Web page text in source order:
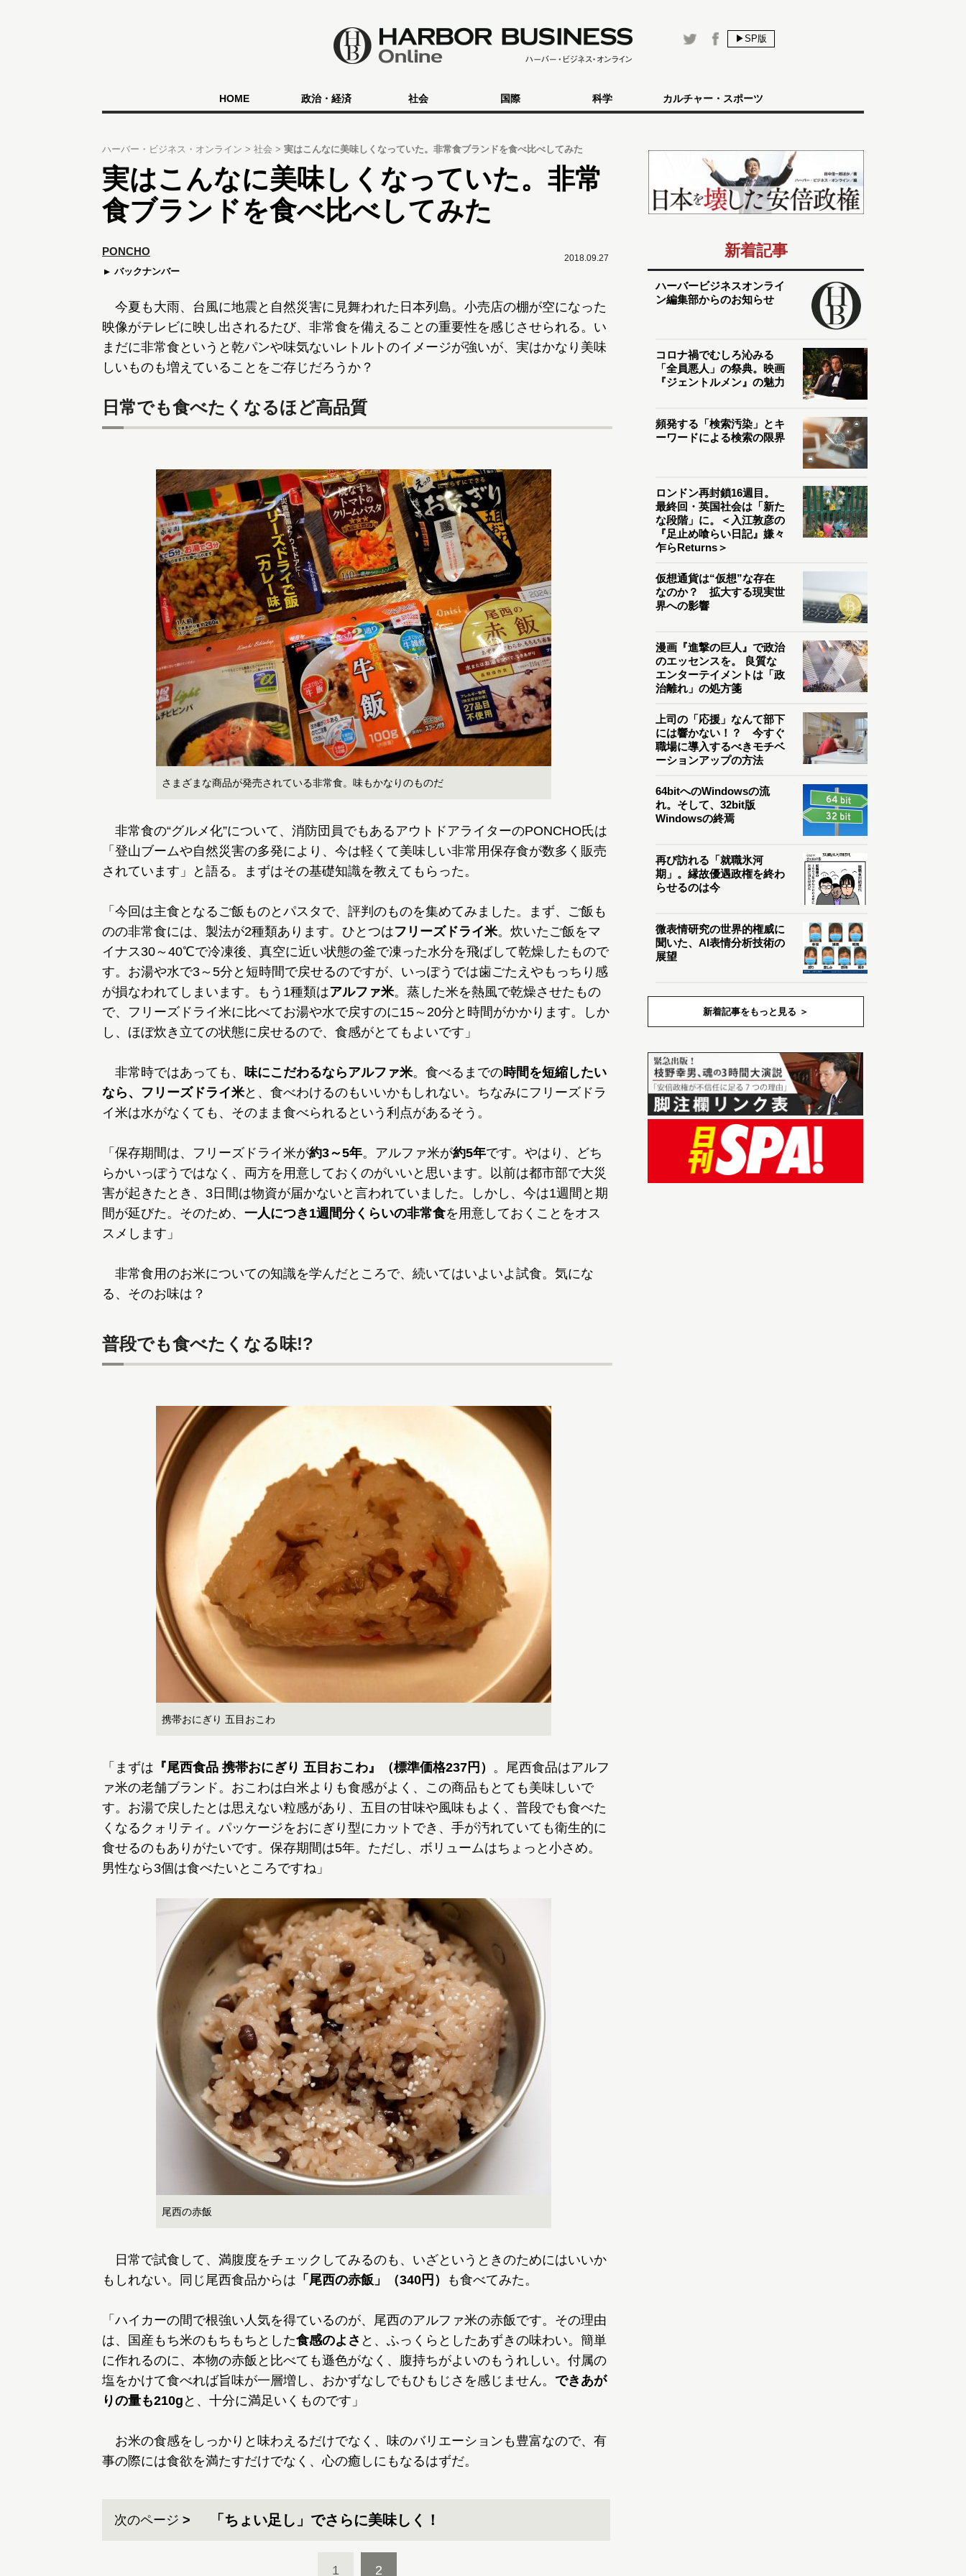
▶SP版
HOME 政治・経済 社会 国際 科学 カルチャー・スポーツ
ハーバー・ビジネス・オンライン 社会 実はこんなに美味しくなっていた。非常食ブランドを食べ比べしてみた
実はこんなに美味しくなっていた。非常
食ブランドを食べ比べしてみた
2018.09.27
PONCHO
バックナンバー
今夏も大雨、台風に地震と自然災害に見舞われた日本列島。小売店の棚が空になった
映像がテレビに映し出されるたび、非常食を備えることの重要性を感じさせられる。い
まだに非常食というと乾パンや味気ないレトルトのイメージが強いが、実はかなり美味
しいものも増えていることをご存じだろうか？
日常でも食べたくなるほど高品質
さまざまな商品が発売されている非常食。味もかなりのものだ
非常食の“グルメ化”について、消防団員でもあるアウトドアライターのPONCHO氏は
「登山ブームや自然災害の多発により、今は軽くて美味しい非常用保存食が数多く販売
されています」と語る。まずはその基礎知識を教えてもらった。
「今回は主食となるご飯ものとパスタで、評判のものを集めてみました。まず、ご飯も
のの非常食には、製法が2種類あります。ひとつはフリーズドライ米。炊いたご飯をマ
イナス30～40℃で冷凍後、真空に近い状態の釜で凍った水分を飛ばして乾燥したもので
す。お湯や水で3～5分と短時間で戻せるのですが、いっぽうでは歯ごたえやもっちり感
が損なわれてしまいます。もう1種類はアルファ米。蒸した米を熱風で乾燥させたもの
で、フリーズドライ米に比べてお湯や水で戻すのに15～20分と時間がかかります。しか
し、ほぼ炊き立ての状態に戻せるので、食感がとてもよいです」
非常時ではあっても、 味にこだわるならアルファ米。食べるまでの時間を短縮したい
なら、フリーズドライ米と、食べわけるのもいいかもしれない。ちなみにフリーズドラ
イ米は水がなくても、そのまま食べられるという利点があるそう。
「保存期間は、フリーズドライ米が約3～5年。アルファ米が約5年です。やはり、どち
らかいっぽうではなく、両方を用意しておくのがいいと思います。以前は都市部で大災
害が起きたとき、3日間は物資が届かないと言われていました。しかし、今は1週間と期
間が延びた。そのため、 一人につき1週間分くらいの非常食を用意しておくことをオス
スメします」
非常食用のお米についての知識を学んだところで、続いてはいよいよ試食。気にな
る、そのお味は？
普段でも食べたくなる味!?
携帯おにぎり 五目おこわ
「まずは 『尾西食品 携帯おにぎり 五目おこわ』（標準価格237円） 。尾西食品はアルフ
ァ米の老舗ブランド。おこわは白米よりも食感がよく、この商品もとても美味しいで
す。お湯で戻したとは思えない粒感があり、五目の甘味や風味もよく、普段でも食べた
くなるクォリティ。パッケージをおにぎり型にカットでき、手が汚れていても衛生的に
食せるのもありがたいです。保存期間は5年。ただし、ボリュームはちょっと小さめ。
男性なら3個は食べたいところですね」
尾西の赤飯
日常で試食して、満腹度をチェックしてみるのも、いざというときのためにはいいか
もしれない。同じ尾西食品からは 「尾西の赤飯」（340円） も食べてみた。
「ハイカーの間で根強い人気を得ているのが、尾西のアルファ米の赤飯です。その理由
は、国産もち米のもちもちとした食感のよさ と、ふっくらとしたあずきの味わい。簡単
に作れるのに、本物の赤飯と比べても遜色がなく、腹持ちがよいのもうれしい。付属の
塩をかけて食べれば旨味が一層増し、おかずなしでもひもじさを感じません。 できあが
りの量も210g と、十分に満足いくものです」
お米の食感をしっかりと味わえるだけでなく、味のバリエーションも豊富なので、有
事の際には食欲を満たすだけでなく、心の癒しにもなるはずだ。
次のページ 「ちょい足し」でさらに美味しく！
1 2
新着記事
ハーバービジネスオンライ
ン編集部からのお知らせ
コロナ禍でむしろ沁みる
「全員悪人」の祭典。映画
『ジェントルメン』の魅力
頻発する「検索汚染」とキ
ーワードによる検索の限界
ロンドン再封鎖16週目。
最終回・英国社会は「新た
な段階」に。＜入江敦彦の
『足止め喰らい日記』嫌々
乍らReturns＞
仮想通貨は“仮想”な存在
なのか？ 拡大する現実世
界への影響
漫画『進撃の巨人』で政治
のエッセンスを。 良質な
エンターテイメントは「政
治離れ」の処方箋
上司の「応援」なんて部下
には響かない！？ 今すぐ
職場に導入するべきモチベ
ーションアップの方法
64bitへのWindowsの流
れ。そして、32bit版
Windowsの終焉
再び訪れる「就職氷河
期」。縁故優遇政権を終わ
らせるのは今
微表情研究の世界的権威に
聞いた、AI表情分析技術の
展望
新着記事をもっと見る